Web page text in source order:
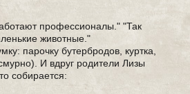
профессионалы." "Так
животные."
парочку бутербродов, куртка,
И вдруг родители Лизы
собирается: